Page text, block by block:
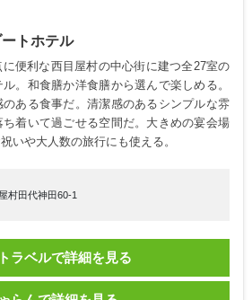
トホテル
便利な西目屋村の中心街に建つ全27室の
。和食膳か洋食膳から選んで楽しめる。
ある食事だ。清潔感のあるシンプルな雰
着いて過ごせる空間だ。大きめの宴会場
いや大人数の旅行にも使える。
村田代神田60-1
ラベルで詳細を見る